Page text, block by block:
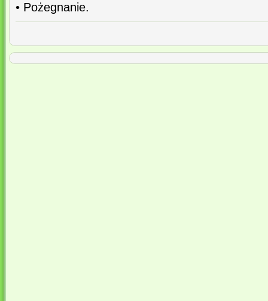
• Pożegnanie.